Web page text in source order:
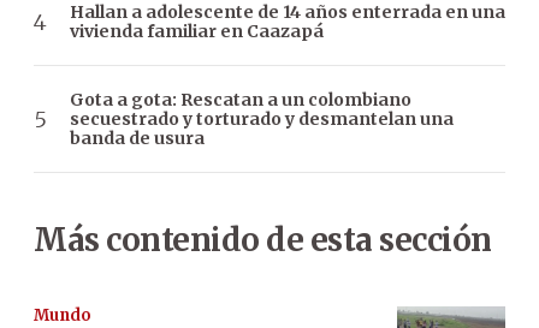
Hallan a adolescente de 14 años enterrada en una
vivienda familiar en Caazapá
Gota a gota: Rescatan a un colombiano
secuestrado y torturado y desmantelan una
banda de usura
Más contenido de esta sección
Mundo